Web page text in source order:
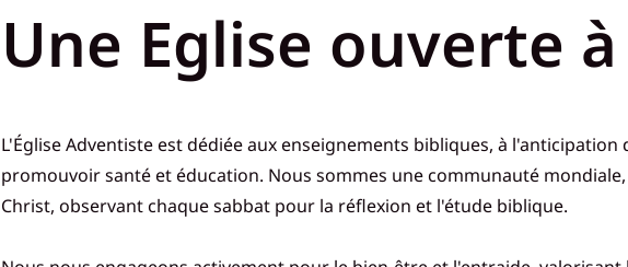
Une Eglise ouverte
L'Église Adventiste est dédiée aux enseignements bibliques, à
promouvoir santé et éducation. Nous sommes une communauté
Christ, observant chaque sabbat pour la réflexion et l'étude biblique.